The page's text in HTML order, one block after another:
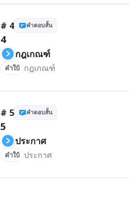
# 4 คำตอบสั้น
4
กฎเกณฑ์
คำใบ้ กฎเกณฑ์
# 5 คำตอบสั้น
5
ประกาศ
คำใบ้ ประกาศ